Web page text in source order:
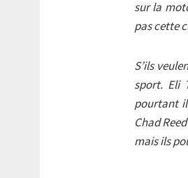
sur la
pas cette
S’ils
sport. Eli
pourtant
Chad
mais ils